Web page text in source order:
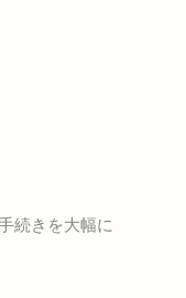
続きを大幅に